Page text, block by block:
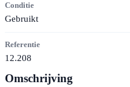
Conditie
Gebruikt
Referentie
12.208
Omschrijving